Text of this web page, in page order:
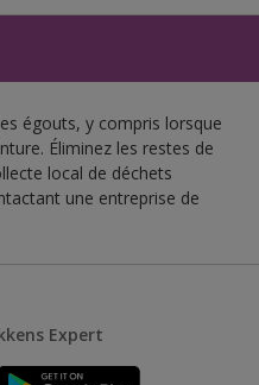
égouts, y compris lorsque
Éliminez les restes de
local de déchets
une entreprise de
Expert